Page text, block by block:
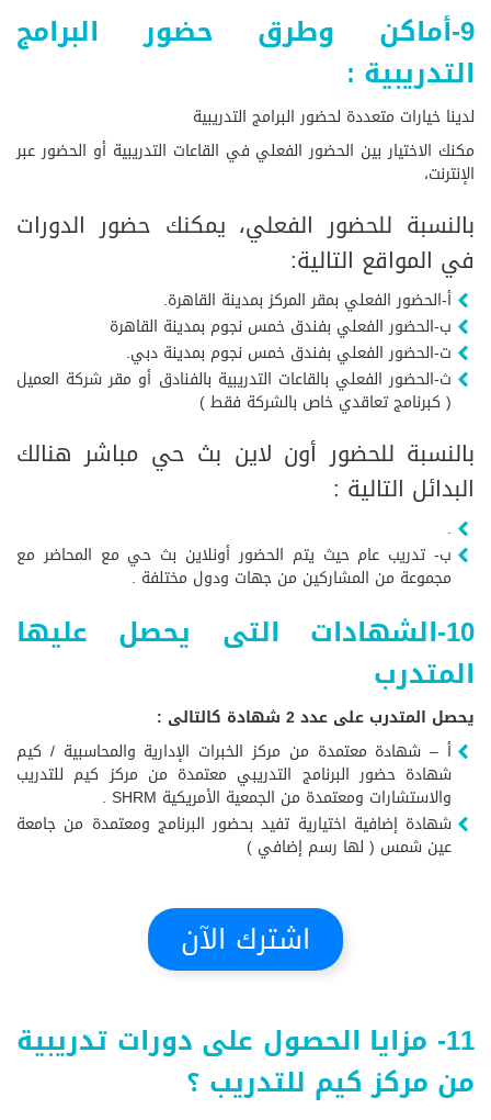
9-أماكن وطرق حضور البرامج
التدريبية :
لدينا خيارات متعددة لحضور البرامج التدريبية
مكنك الاختيار بين الحضور الفعلي في القاعات التدريبية أو الحضور عبر
الإنترنت،
بالنسبة للحضور الفعلي، يمكنك حضور الدورات
في المواقع التالية:
أ-الحضور الفعلي بمقر المركز بمدينة القاهرة.
ب-الحضور الفعلي بفندق خمس نجوم بمدينة القاهرة
ت-الحضور الفعلي بفندق خمس نجوم بمدينة دبي.
ث-الحضور الفعلي بالقاعات التدريبية بالفنادق أو مقر شركة العميل
( كبرنامج تعاقدي خاص بالشركة فقط )
بالنسبة للحضور أون لاين بث حي مباشر هنالك
البدائل التالية :
.
ب- تدريب عام حيث يتم الحضور أونلاين بث حي مع المحاضر مع
مجموعة من المشاركين من جهات ودول مختلفة .
10-الشهادات التى يحصل عليها
المتدرب
يحصل المتدرب على عدد 2 شهادة كالتالى :
أ – شهادة معتمدة من مركز الخبرات الإدارية والمحاسبية / كيم
شهادة حضور البرنامج التدريبي معتمدة من مركز كيم للتدريب
والاستشارات ومعتمدة من الجمعية الأمريكية SHRM .
شهادة إضافية اختيارية تفيد بحضور البرنامج ومعتمدة من جامعة
عين شمس ( لها رسم إضافي )
اشترك الآن
11- مزايا الحصول على دورات تدريبية
من مركز كيم للتدريب ؟